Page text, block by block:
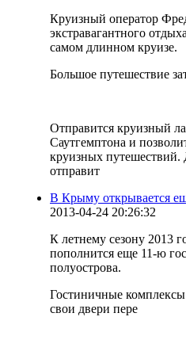
Круизный оператор
экстравагантного
самом длинном круизе.
Большое путешествие
Отправится круизный
Саутгемптона и
круизных путешествий.
отправит
В Крыму открывается
2013-04-24 20:26:32
К летнему сезону 2013
пополнится еще 11-ю
полуострова.
Гостиничные
свои двери пере